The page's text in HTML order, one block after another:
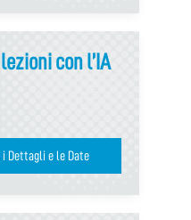
con l’IA
Dettagli e le Date